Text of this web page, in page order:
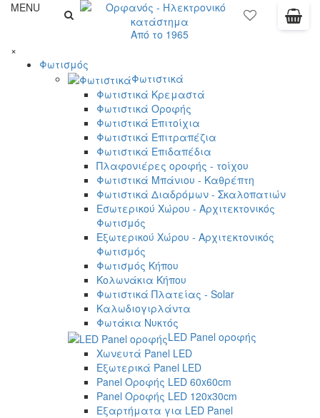
MENU
Από το 1965
×
Φωτισμός
Φωτιστικά
Φωτιστικά Κρεμαστά
Φωτιστικά Οροφής
Φωτιστικά Επιτοίχια
Φωτιστικά Επιτραπέζια
Φωτιστικά Επιδαπέδια
Πλαφονιέρες οροφής - τοίχου
Φωτιστικά Μπάνιου - Καθρέπτη
Φωτιστικά Διαδρόμων - Σκαλοπατιών
Εσωτερικού Χώρου - Αρχιτεκτονικός
Φωτισμός
Εξωτερικού Χώρου - Αρχιτεκτονικός
Φωτισμός
Φωτισμός Κήπου
Κολωνάκια Κήπου
Φωτιστικά Πλατείας - Solar
Καλωδιογιρλάντα
Φωτάκια Νυκτός
LED Panel οροφής
Χωνευτά Panel LED
Εξωτερικά Panel LED
Panel Οροφής LED 60x60cm
Panel Οροφής LED 120x30cm
Εξαρτήματα για LED Panel